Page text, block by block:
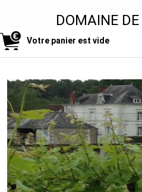
DOMAINE
Votre panier est vide